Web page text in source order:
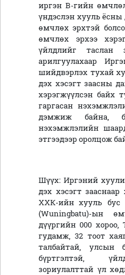
иргэн В-гийн
үндэслэн хууль ёсны
өмчлөх эрхтэй
өмчлөх эрхээ
үйлдлийг таслан
арилгуулахаар
шийдвэрлэх тухай
дэх хэсэгт заасны
хэрэгжүүлсэн байх
гаргасан
дэмжиж байна,
нэхэмжлэлийн
этгээдээр оролцож
Шүүх: Иргэний
дэх хэсэгт
ХХК-ийн хууль бус
(Wuningbatu)-ын
дүүргийн 000 хороо,
гудамж, 32 тоот
талбайтай, улсын
бүртгэлтэй,
зориулалттай үл